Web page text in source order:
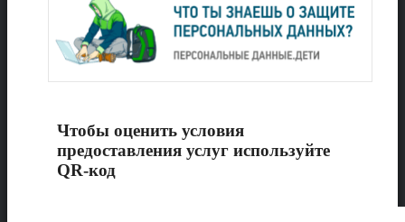
Чтобы оценить условия
предоставления услуг используйте
QR-код